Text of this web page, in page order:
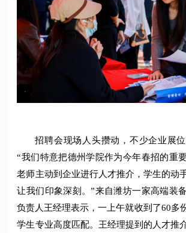
招聘会现场人头攒动，不少企业展位
“我们特意把德州学院作为今年春招的重
老师主动到企业进行人才推介，学生的动
让我们印象深刻。”来自潍坊一家高端装
负责人王经理表示，一上午就收到了60多
学生专业高度匹配。王经理提到的人才推